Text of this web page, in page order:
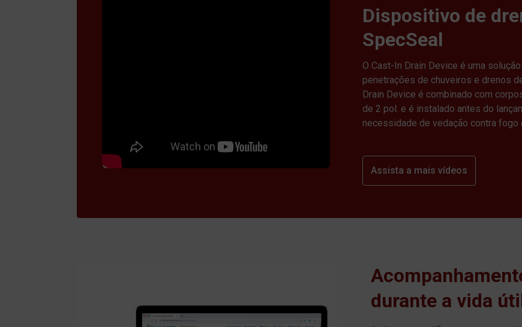
Dispositivo de
SpecSeal
O Cast-In Drain Device é uma
penetrações de chuveiros e drenos
Drain Device é combinado com
de 2 pol. e é instalado antes do
necessidade de vedação contra fogo
Assista a mais vídeos
durante a vida